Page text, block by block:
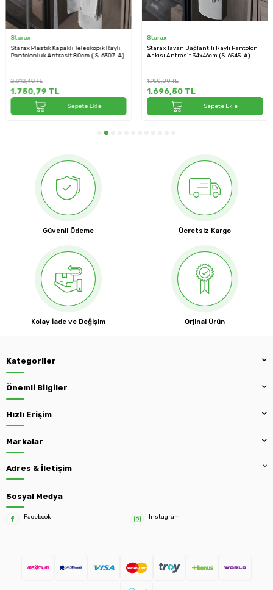
Raylı
A)
Starax Tavan Bağlantılı Raylı Pantolon
Askısı Antrasit 34x46cm (S-6545-A)
1.696,50
Starax Plastik Kapaklı
Pantolonluk Antrasit Modül
1.867,72
Güvenli Ödeme Ücretsiz Kargo
Kolay İade ve Değişim Orjinal Ürün
Kategoriler
Önemli Bilgiler
Hızlı Erişim
Markalar
Adres & İletişim
Sosyal Medya
Facebook Instagram